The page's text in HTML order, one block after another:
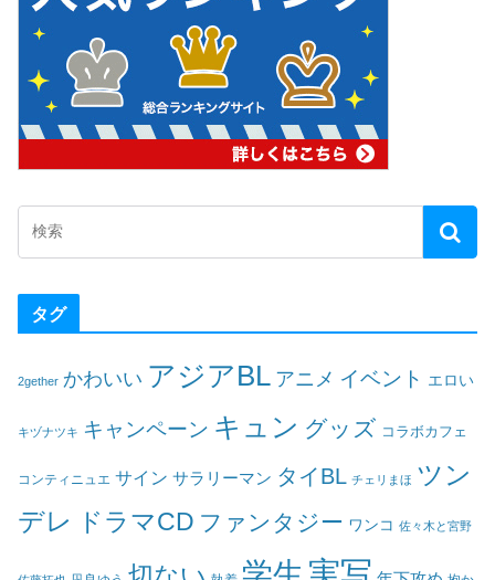
タグ
2gether かわいい アジアBL アニメ イベント エロい
キヅナツキ キャンペーン キュン グッズ コラボカフェ
コンティニュエ サイン サラリーマン タイBL チェリまほ ツン
デレ
ドラマCD ファンタジー ワンコ 佐々木と宮野